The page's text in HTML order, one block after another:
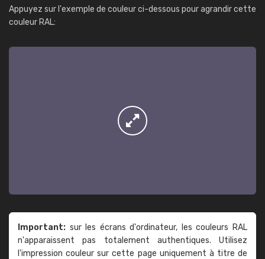
Appuyez sur l'exemple de couleur ci-dessous pour agrandir cette
couleur RAL:
Important: sur les écrans d'ordinateur, les couleurs RAL
n'apparaissent pas totalement authentiques. Utilisez
l'impression couleur sur cette page uniquement à titre de